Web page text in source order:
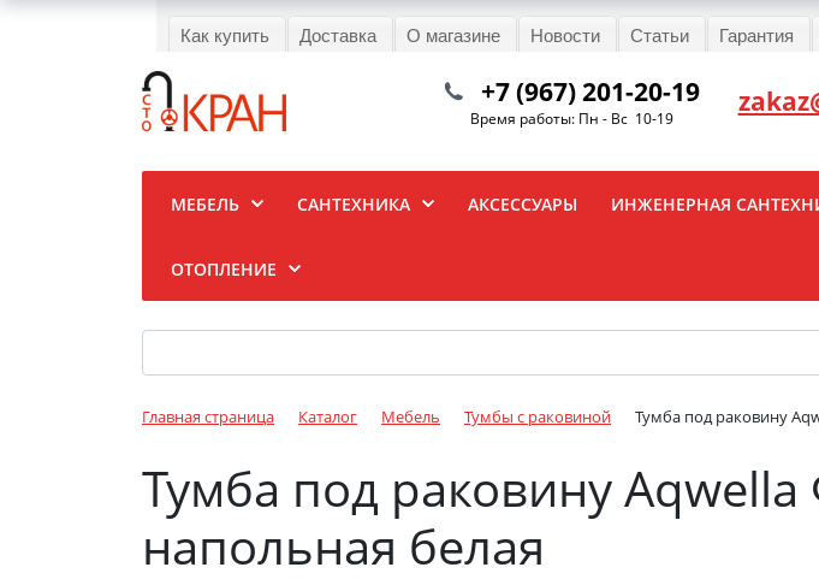
Как купить Доставка О магазине Новости Статьи Гарантия
+7 (967) 201-20-19
Время работы: Пн - Вс 10-19
МЕБЕЛЬ САНТЕХНИКА АКСЕССУАРЫ ИНЖЕНЕРНАЯ
ОТОПЛЕНИЕ
Главная страница Каталог Мебель Тумбы с раковиной Тумба под раковину
Тумба под раковину Aqwella
напольная белая